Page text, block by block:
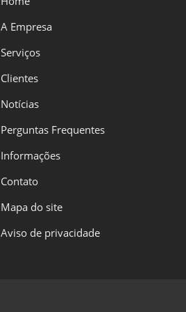
A Empresa
Serviços
Clientes
Notícias
Perguntas Frequentes
Informações
Contato
Mapa do site
Aviso de privacidade